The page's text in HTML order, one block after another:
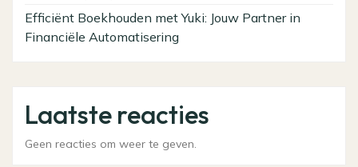
Efficiënt Boekhouden met Yuki: Jouw Partner in
Financiële Automatisering
Laatste reacties
Geen reacties om weer te geven.